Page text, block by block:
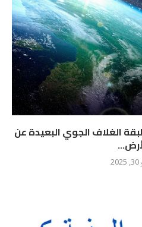
الغلاف الجوي البعيدة عن